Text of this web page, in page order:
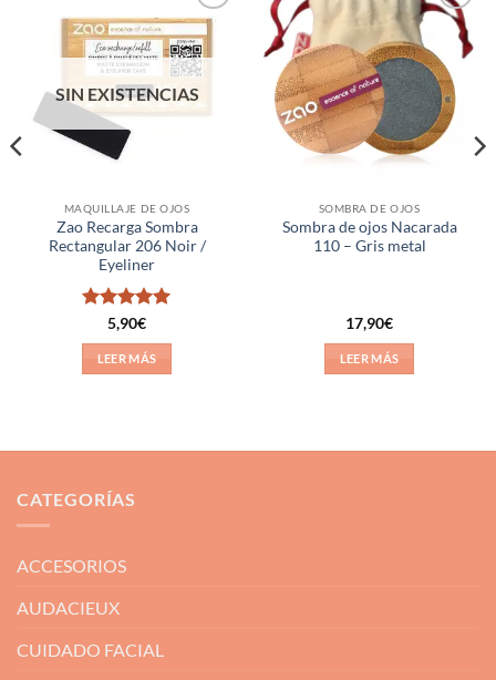
Añadir
a la
lista de
deseos
SIN EXISTENCIAS
MAQUILLAJE DE OJOS
Zao Recarga Sombra
Rectangular 206 Noir /
Eyeliner
Valorado
con5de 5
5,90€
LEER MÁS
Añadir
lista de
deseos
SOMBRA DE OJOS
Sombra de ojos Nacarada
110 – Gris metal
17,90€
LEER MÁS
CATEGORÍAS
ACCESORIOS
AUDACIEUX
CUIDADO FACIAL